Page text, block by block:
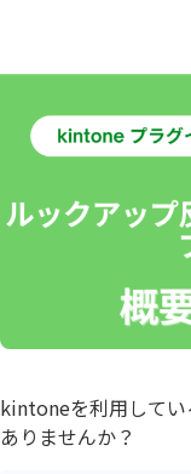
kintoneを利用してい
ありませんか？